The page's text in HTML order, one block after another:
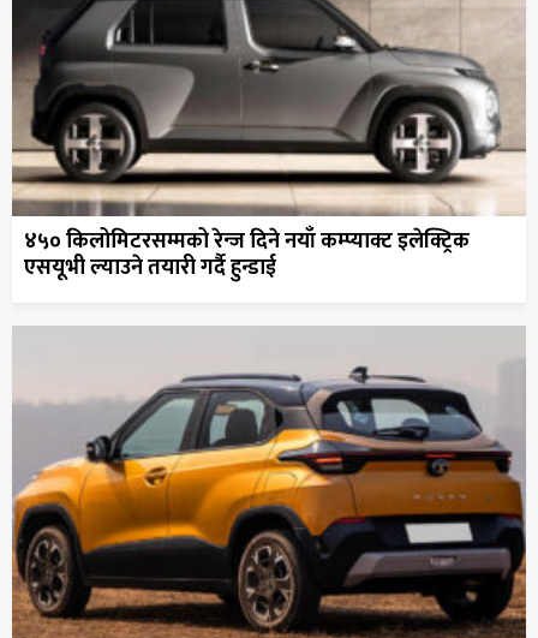
४५० किलोमिटरसम्मको रेन्ज दिने नयाँ कम्प्याक्ट इलेक्ट्रिक
एसयूभी ल्याउने तयारी गर्दै हुन्डाई